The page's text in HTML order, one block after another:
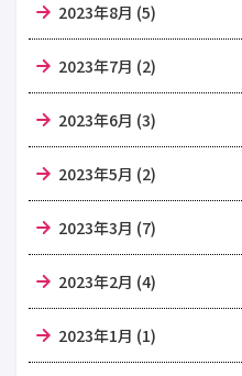
2023年8月 (5)
2023年7月 (2)
2023年6月 (3)
2023年5月 (2)
2023年3月 (7)
2023年2月 (4)
2023年1月 (1)